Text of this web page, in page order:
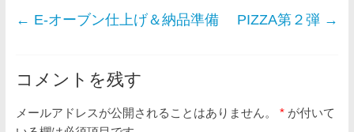
← E-オーブン仕上げ＆納品準備 PIZZA第２弾 →
コメントを残す
メールアドレスが公開されることはありません。 *が付いて